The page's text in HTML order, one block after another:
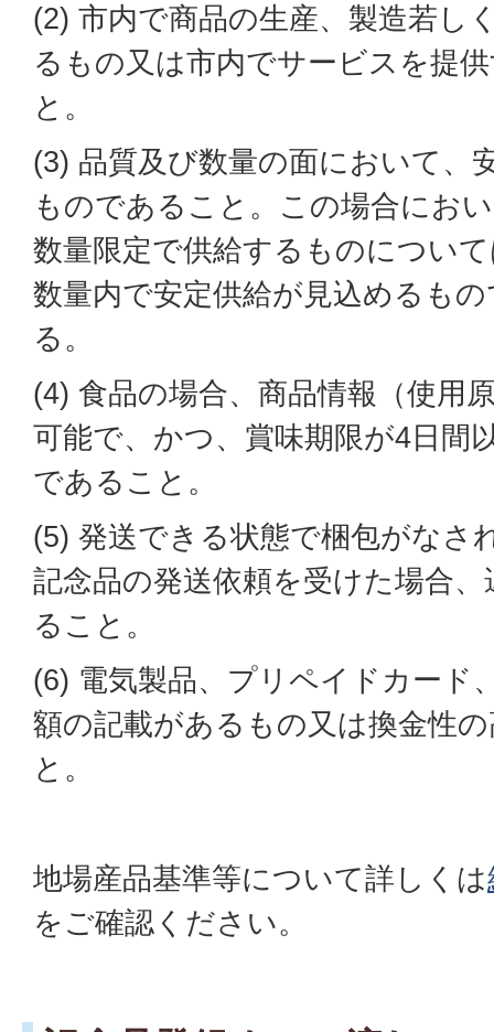
(2) 市内で商品の生産、製造若し
るもの又は市内でサービスを提
と。
(3) 品質及び数量の面において、
ものであること。この場合にお
数量限定で供給するものについ
数量内で安定供給が見込めるも
る。
(4) 食品の場合、商品情報（使用
可能で、かつ、賞味期限が4日間
であること。
(5) 発送できる状態で梱包がなさ
記念品の発送依頼を受けた場合
ること。
(6) 電気製品、プリペイドカード
額の記載があるもの又は換金性
と。
地場産品基準等について詳しくは
をご確認ください。